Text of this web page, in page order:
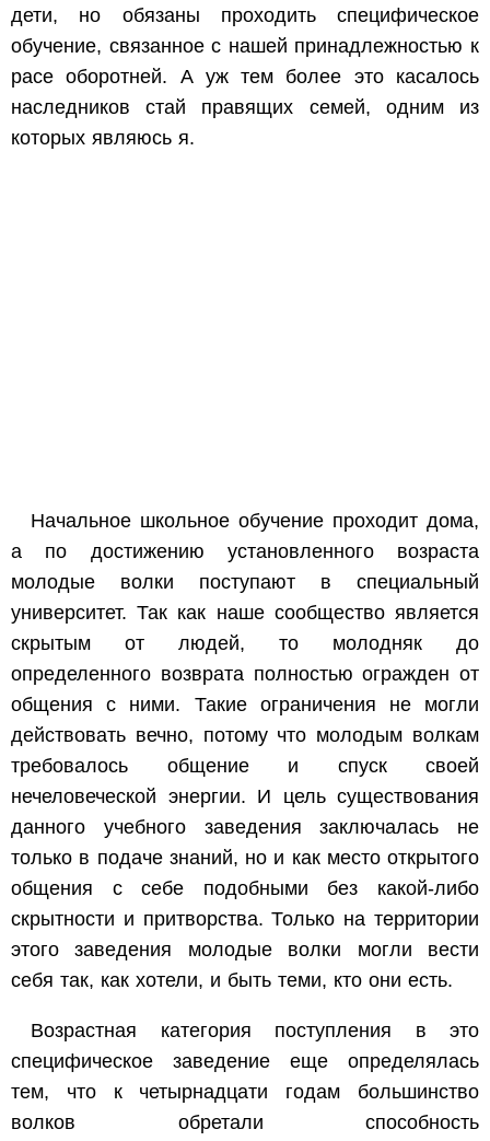
дети, но обязаны проходить специфическое
обучение, связанное с нашей принадлежностью к
расе оборотней. А уж тем более это касалось
наследников стай правящих семей, одним из
которых являюсь я.
Начальное школьное обучение проходит дома,
а по достижению установленного возраста
молодые волки поступают в специальный
университет. Так как наше сообщество является
скрытым от людей, то молодняк до
определенного возврата полностью огражден от
общения с ними. Такие ограничения не могли
действовать вечно, потому что молодым волкам
требовалось общение и спуск своей
нечеловеческой энергии. И цель существования
данного учебного заведения заключалась не
только в подаче знаний, но и как место открытого
общения с себе подобными без какой-либо
скрытности и притворства. Только на территории
этого заведения молодые волки могли вести
себя так, как хотели, и быть теми, кто они есть.
Возрастная категория поступления в это
специфическое заведение еще определялась
тем, что к четырнадцати годам большинство
волков обретали способность